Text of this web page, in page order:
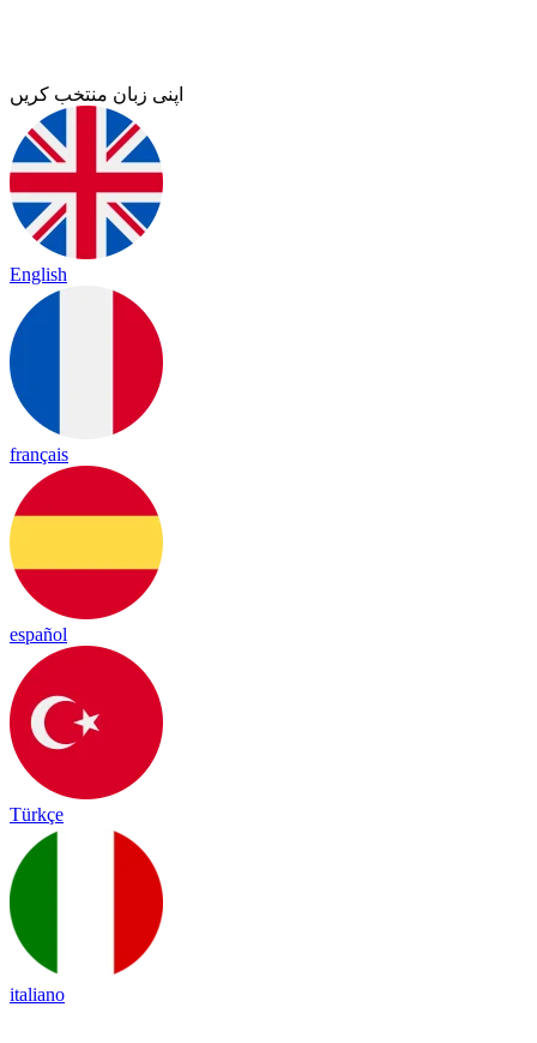
اپنی زبان منتخب کریں
English
français
español
Türkçe
italiano